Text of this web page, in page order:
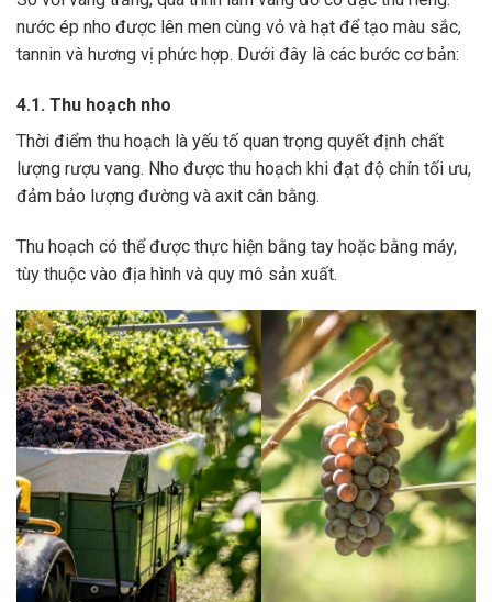
nước ép nho được lên men cùng vỏ và hạt để tạo màu sắc,
tannin và hương vị phức hợp. Dưới đây là các bước cơ bản:
4.1. Thu hoạch nho
Thời điểm thu hoạch là yếu tố quan trọng quyết định chất
lượng rượu vang. Nho được thu hoạch khi đạt độ chín tối ưu,
đảm bảo lượng đường và axit cân bằng.
Thu hoạch có thể được thực hiện bằng tay hoặc bằng máy,
tùy thuộc vào địa hình và quy mô sản xuất.